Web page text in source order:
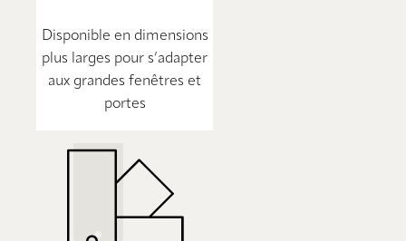
Disponible en dimensions
plus larges pour s’adapter
aux grandes fenêtres et
portes